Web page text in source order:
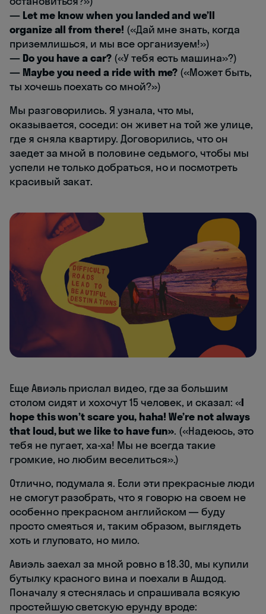
— Let me know when you landed and we’ll
organize all from there! («Дай мне знать, когда
приземлишься, и мы все организуем!»)
— Do you have a car? («У тебя есть машина»?)
— Maybe you need a ride with me? («Может быть,
ты хочешь поехать со мной?»)
Мы разговорились. Я узнала, что мы,
оказывается, соседи: он живет на той же улице,
где я сняла квартиру. Договорились, что он
заедет за мной в половине седьмого, чтобы мы
успели не только добраться, но и посмотреть
красивый закат.
Еще Авиэль прислал видео, где за большим
столом сидят и хохочут 15 человек, и сказал: «I
hope this won’t scare you, haha! We’re not always
that loud, but we like to have fun». («Надеюсь, это
тебя не пугает, ха-ха! Мы не всегда такие
громкие, но любим веселиться».)
Отлично, подумала я. Если эти прекрасные люди
не смогут разобрать, что я говорю на своем не
особенно прекрасном английском — буду
просто смеяться и, таким образом, выглядеть
хоть и глуповато, но мило.
Авиэль заехал за мной ровно в 18.30, мы купили
бутылку красного вина и поехали в Ашдод.
Поначалу я стеснялась и спрашивала всякую
простейшую светскую ерунду вроде: